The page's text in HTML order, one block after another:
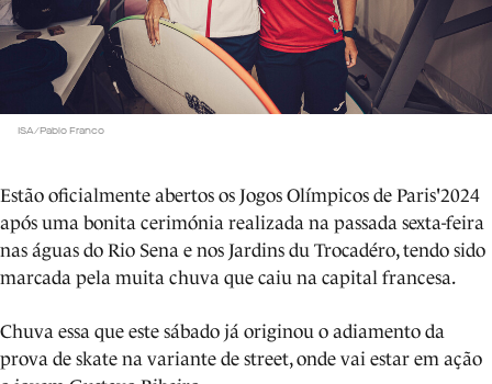
ISA/Pablo Franco
Estão oficialmente abertos os Jogos Olímpicos de Paris'2024
após uma bonita cerimónia realizada na passada sexta-feira
nas águas do Rio Sena e nos Jardins du Trocadéro, tendo sido
marcada pela muita chuva que caiu na capital francesa.
Chuva essa que este sábado já originou o adiamento da
prova de skate na variante de street, onde vai estar em ação